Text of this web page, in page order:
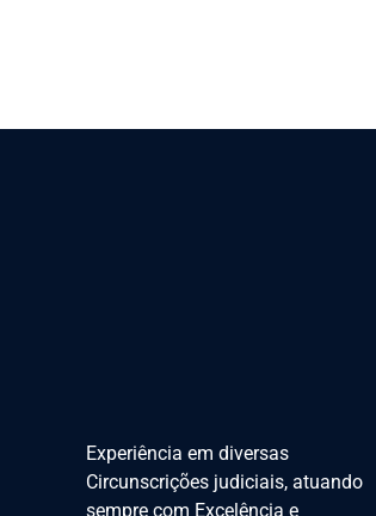
Experiência em diversas
Circunscrições judiciais, atuando
sempre com Excelência e